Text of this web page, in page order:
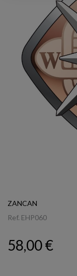
ZANCAN
Ref. EHP060
58,00 €